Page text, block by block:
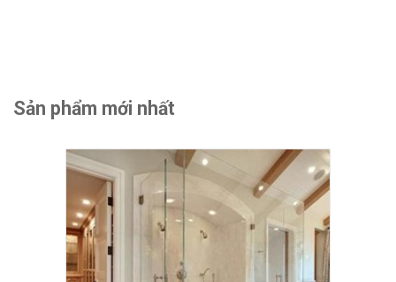
Sản phẩm mới nhất